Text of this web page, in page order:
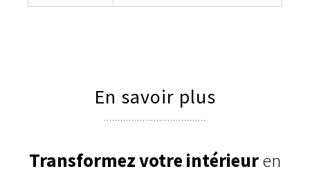
En savoir plus
Transformez votre intérieuren